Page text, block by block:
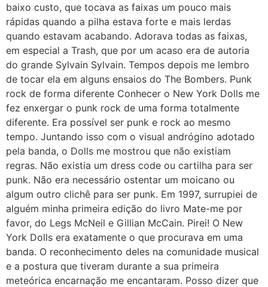
baixo custo, que tocava as faixas um pouco mais
rápidas quando a pilha estava forte e mais lerdas
quando estavam acabando. Adorava todas as faixas,
em especial a Trash, que por um acaso era de autoria
do grande Sylvain Sylvain. Tempos depois me lembro
de tocar ela em alguns ensaios do The Bombers. Punk
rock de forma diferente Conhecer o New York Dolls me
fez enxergar o punk rock de uma forma totalmente
diferente. Era possível ser punk e rock ao mesmo
tempo. Juntando isso com o visual andrógino adotado
pela banda, o Dolls me mostrou que não existiam
regras. Não existia um dress code ou cartilha para ser
punk. Não era necessário ostentar um moicano ou
algum outro clichê para ser punk. Em 1997, surrupiei de
alguém minha primeira edição do livro Mate-me por
favor, do Legs McNeil e Gillian McCain. Pirei! O New
York Dolls era exatamente o que procurava em uma
banda. O reconhecimento deles na comunidade musical
e a postura que tiveram durante a sua primeira
meteórica encarnação me encantaram. Posso dizer que